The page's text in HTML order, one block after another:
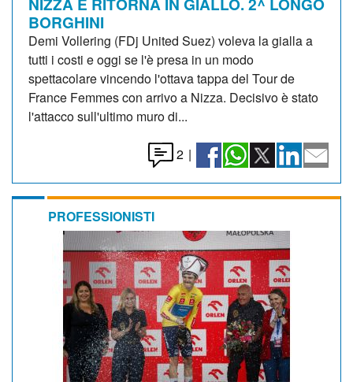
BORGHINI
Demi Vollering (FDj United Suez) voleva la gialla a
tutti i costi e oggi se l'è presa in un modo
spettacolare vincendo l'ottava tappa del Tour de
France Femmes con arrivo a Nizza. Decisivo è stato
l'attacco sull'ultimo muro di...
2 |
PROFESSIONISTI